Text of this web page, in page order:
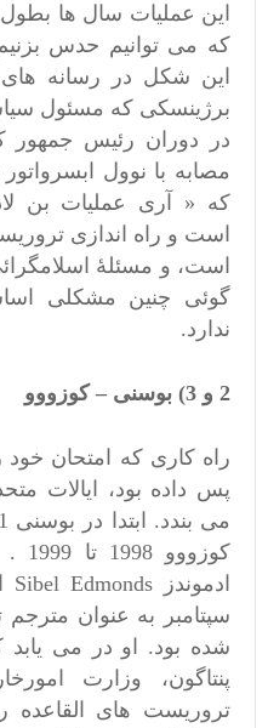
این عملیات سال ها بطول
که می توانیم حدس
این شکل در رسانه
برژینسکی که مسئول
در دوران رئیس جمهور
که « آری عملیات بن
است و راه اندازی
است، و مسئلۀ
گوئی چنین مشکلی
ندارد.
2 و 3) بوسنی – کوزووو
راه کاری که امتحان خود
پس داده بود، ایالات
سپتامبر به عنوان
شده بود. او در می یابد
پنتاگون، وزارت
تروریست های القاعده